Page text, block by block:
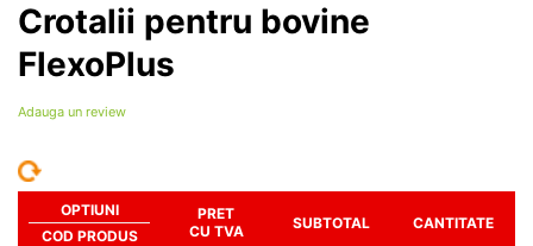
Crotalii pentru bovine
FlexoPlus
Adauga un review
OPTIUNI
COD PRODUS
PRET
CU TVA
SUBTOTAL CANTITATE